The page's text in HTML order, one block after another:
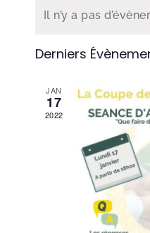
une
date.
de
Évènements
Il n’y a pas
Derniers
JAN
17
2022